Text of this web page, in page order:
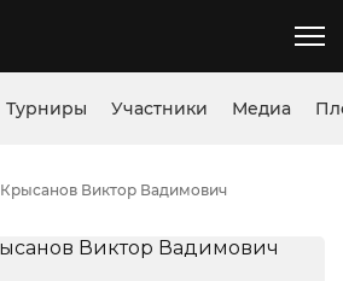
Турниры Участники Медиа
Крысанов Виктор Вадимович